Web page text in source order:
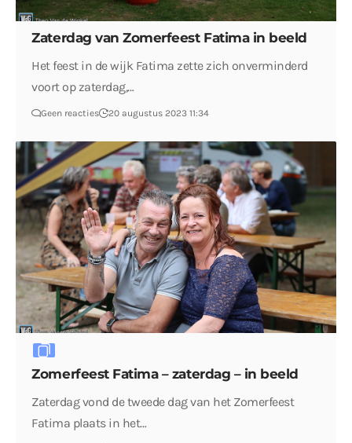
Zaterdag van Zomerfeest Fatima in beeld
Het feest in de wijk Fatima zette zich onverminderd
voort op zaterdag,…
Geen reacties 20 augustus 2023 11:34
Zomerfeest Fatima – zaterdag – in beeld
Zaterdag vond de tweede dag van het Zomerfeest
Fatima plaats in het…